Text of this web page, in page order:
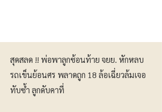
สุดสลด !! พ่อพาลูกซ้อนท้าย จยย. หักหลบ
รถเข็นย้อนศร พลาดถูก 18 ล้อเฉี่ยวล้มเจอ
ทับซ้ำ ลูกดับคาที่